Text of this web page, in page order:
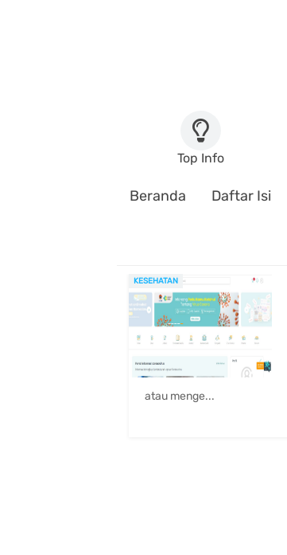
Top Info
Beranda Daftar Isi
KESEHATAN
atau menge...